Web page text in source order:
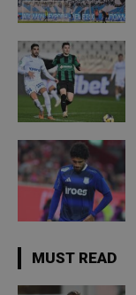
MUST READ